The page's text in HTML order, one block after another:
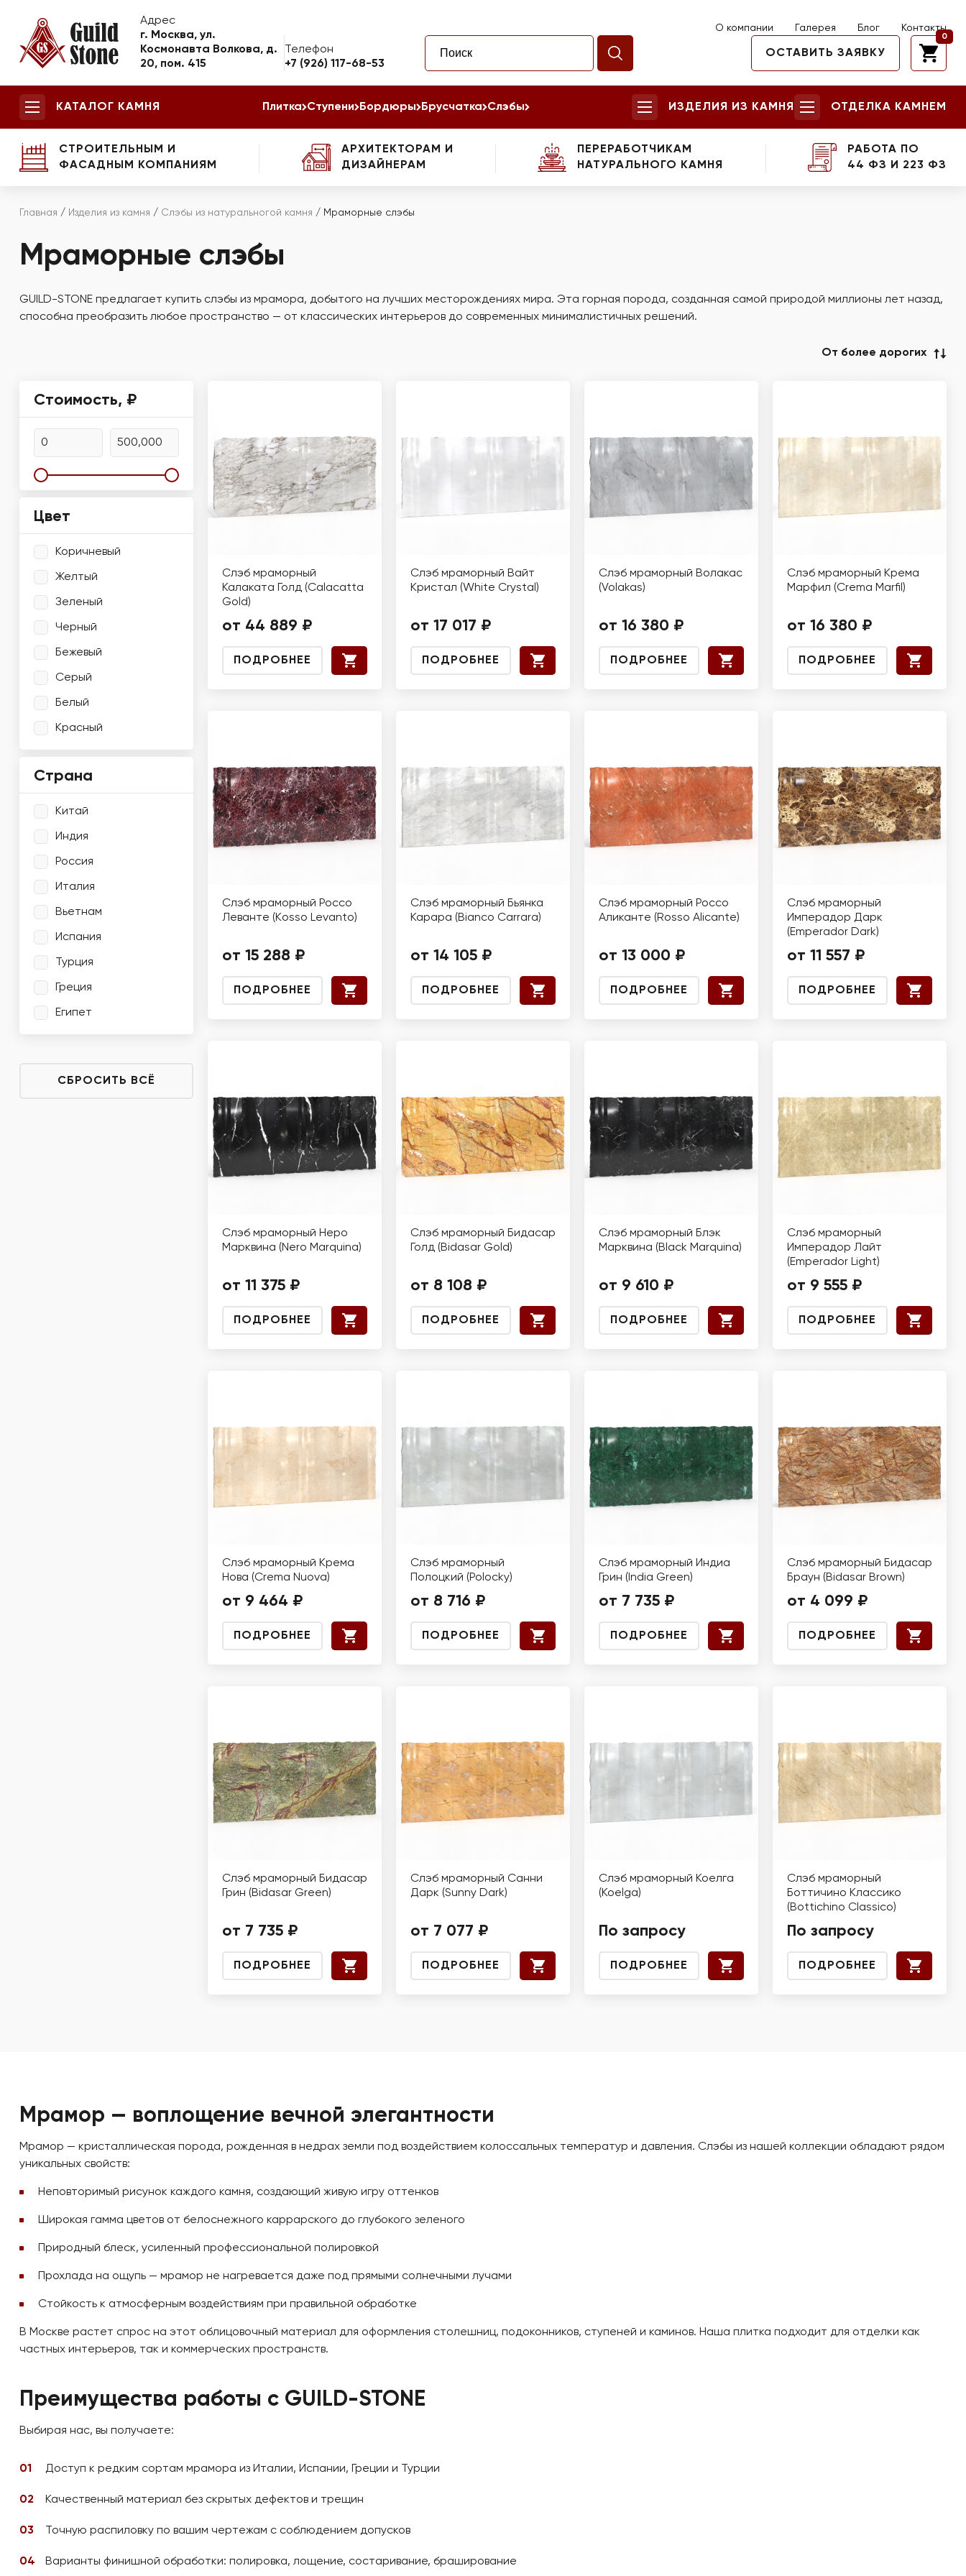
Адрес
г. Москва, ул.
Космонавта Волкова, д.
20, пом. 415
Телефон
+7 (926) 117-68-53
О компании Галерея Блог Контакты
ОСТАВИТЬ ЗАЯВКУ
0
КАТАЛОГ КАМНЯ Плитка Ступени Бордюры Брусчатка Слэбы ИЗДЕЛИЯ ИЗ КАМНЯ ОТДЕЛКА КАМНЕМ
СТРОИТЕЛЬНЫМ И
ФАСАДНЫМ КОМПАНИЯМ
АРХИТЕКТОРАМ И
ДИЗАЙНЕРАМ
ПЕРЕРАБОТЧИКАМ
НАТУРАЛЬНОГО КАМНЯ
РАБОТА ПО
44 ФЗ И 223 ФЗ
Главная / Изделия из камня / Слэбы из натуральногой камня / Мраморные слэбы
Мраморные слэбы
GUILD-STONE предлагает купить слэбы из мрамора, добытого на лучших месторождениях мира. Эта горная порода, созданная самой природой миллионы лет назад,
способна преобразить любое пространство — от классических интерьеров до современных минималистичных решений.
От более дорогих
Слэб мраморный
Калаката Голд (Calacatta
Gold)
от 44 889 ₽
ПОДРОБНЕЕ
Слэб мраморный Вайт
Кристал (White Crystal)
от 17 017 ₽
ПОДРОБНЕЕ
Слэб мраморный Волакас
(Volakas)
от 16 380 ₽
ПОДРОБНЕЕ
Слэб мраморный Крема
Марфил (Crema Marfil)
от 16 380 ₽
ПОДРОБНЕЕ
Слэб мраморный Россо
Леванте (Кosso Levanto)
от 15 288 ₽
ПОДРОБНЕЕ
Слэб мраморный Бьянка
Карара (Bianco Carrara)
от 14 105 ₽
ПОДРОБНЕЕ
Слэб мраморный Россо
Аликанте (Rosso Alicante)
от 13 000 ₽
ПОДРОБНЕЕ
Слэб мраморный
Имперадор Дарк
(Emperador Dark)
от 11 557 ₽
ПОДРОБНЕЕ
Слэб мраморный Неро
Марквина (Nero Marquina)
от 11 375 ₽
ПОДРОБНЕЕ
Слэб мраморный Бидасар
Голд (Bidasar Gold)
от 8 108 ₽
ПОДРОБНЕЕ
Слэб мраморный Блэк
Марквина (Black Marquina)
от 9 610 ₽
ПОДРОБНЕЕ
Слэб мраморный
Имперадор Лайт
(Emperador Light)
от 9 555 ₽
ПОДРОБНЕЕ
Слэб мраморный Крема
Нова (Crema Nuova)
от 9 464 ₽
ПОДРОБНЕЕ
Слэб мраморный
Полоцкий (Polocky)
от 8 716 ₽
ПОДРОБНЕЕ
Слэб мраморный Индиа
Грин (India Green)
от 7 735 ₽
ПОДРОБНЕЕ
Слэб мраморный Бидасар
Браун (Bidasar Brown)
от 4 099 ₽
ПОДРОБНЕЕ
Слэб мраморный Бидасар
Грин (Bidasar Green)
от 7 735 ₽
ПОДРОБНЕЕ
Слэб мраморный Санни
Дарк (Sunny Dark)
от 7 077 ₽
ПОДРОБНЕЕ
Слэб мраморный Коелга
(Koelga)
По запросу
ПОДРОБНЕЕ
Слэб мраморный
Боттичино Классико
(Bottichino Classico)
По запросу
ПОДРОБНЕЕ
Стоимость, ₽
Цвет
Коричневый
Желтый
Зеленый
Черный
Бежевый
Серый
Белый
Красный
Страна
Китай
Индия
Россия
Италия
Вьетнам
Испания
Турция
Греция
Египет
СБРОСИТЬ ВСЁ
Мрамор — воплощение вечной элегантности
Мрамор — кристаллическая порода, рожденная в недрах земли под воздействием колоссальных температур и давления. Слэбы из нашей коллекции обладают рядом
уникальных свойств:
Неповторимый рисунок каждого камня, создающий живую игру оттенков
Широкая гамма цветов от белоснежного каррарского до глубокого зеленого
Природный блеск, усиленный профессиональной полировкой
Прохлада на ощупь — мрамор не нагревается даже под прямыми солнечными лучами
Стойкость к атмосферным воздействиям при правильной обработке
В Москве растет спрос на этот облицовочный материал для оформления столешниц, подоконников, ступеней и каминов. Наша плитка подходит для отделки как
частных интерьеров, так и коммерческих пространств.
Преимущества работы с GUILD-STONE
Выбирая нас, вы получаете:
Доступ к редким сортам мрамора из Италии, Испании, Греции и Турции
Качественный материал без скрытых дефектов и трещин
Точную распиловку по вашим чертежам с соблюдением допусков
Варианты финишной обработки: полировка, лощение, состаривание, браширование